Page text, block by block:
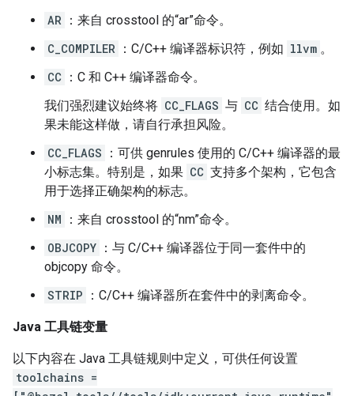
AR
：来自 crosstool 的“ar”命令。
C_COMPILER
：C/C++ 编译器标识符，例如 llvm 。
CC
：C 和 C++ 编译器命令。
我们强烈建议始终将 CC_FLAGS 与 CC 结合使用。如
果未能这样做，请自行承担风险。
CC_FLAGS
：可供 genrules 使用的 C/C++ 编译器的最
小标志集。特别是，如果 CC 支持多个架构，它包含
用于选择正确架构的标志。
NM
：来自 crosstool 的“nm”命令。
OBJCOPY ：与 C/C++ 编译器位于同一套件中的
objcopy 命令。
STRIP
：C/C++ 编译器所在套件中的剥离命令。
Java 工具链变量
以下内容在 Java 工具链规则中定义，可供任何设置
toolchains =